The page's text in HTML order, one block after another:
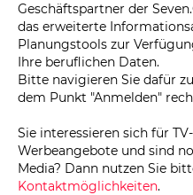
Geschäftspartner der
das erweiterte
Planungstools zur
Ihre beruflichen Daten.
Bitte navigieren Sie dafür
dem Punkt "Anmelden"
Sie interessieren sich für
Werbeangebote und sind
Media? Dann nutzen Sie
Kontaktmöglichkeiten.